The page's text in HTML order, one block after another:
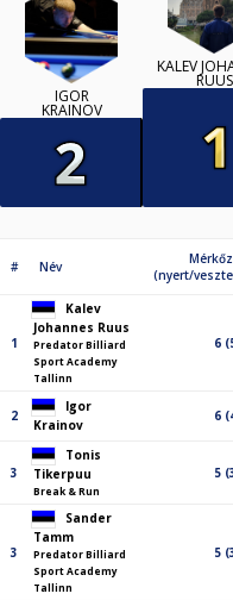
IGOR
KRAINOV
KALEV
RUUS
# Név
(nyert/
1
Kalev
Johannes Ruus
Predator Billiard
Sport Academy
Tallinn
6
2
Igor
Krainov
6
3
Tonis
Tikerpuu
Break & Run
5
3
Sander
Tamm
Predator Billiard
Sport Academy
Tallinn
5